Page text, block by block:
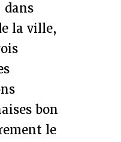
dans
la ville,
bon
le